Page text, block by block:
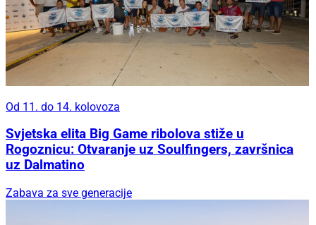
Od 11. do 14. kolovoza
Svjetska elita Big Game ribolova stiže u
Rogoznicu: Otvaranje uz Soulfingers, završnica
uz Dalmatino
Zabava za sve generacije